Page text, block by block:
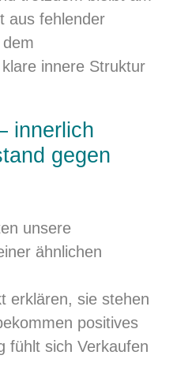
aus fehlender
innere Struktur
innerlich
gegen
unsere
ähnlichen
erklären, sie stehen
positives
fühlt sich Verkaufen